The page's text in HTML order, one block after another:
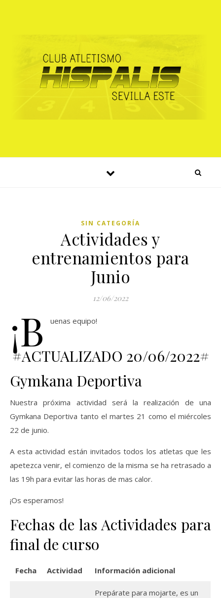
SIN CATEGORÍA
Actividades y
entrenamientos para
Junio
12/06/2022
¡B uenas equipo!
#ACTUALIZADO 20/06/2022#
Gymkana Deportiva
Nuestra próxima actividad será la realización de una
Gymkana Deportiva tanto el martes 21 como el miércoles
22 de junio.
A esta actividad están invitados todos los atletas que les
apetezca venir, el comienzo de la misma se ha retrasado a
las 19h para evitar las horas de mas calor.
¡Os esperamos!
Fechas de las Actividades para
final de curso
Fecha Actividad Información adicional
Prepárate para mojarte, es un